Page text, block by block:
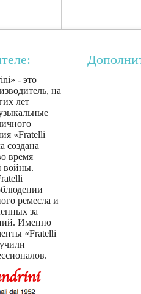
- это
на
лет
«Fratelli
создана
время
войны.
ремесла и
за
Именно
«Fratelli